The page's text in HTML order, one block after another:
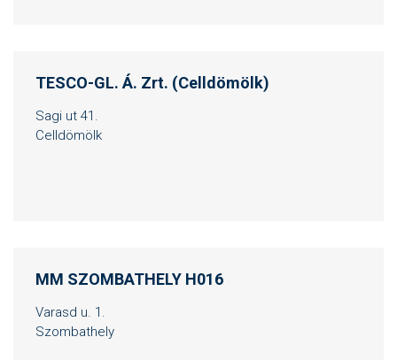
TESCO-GL. Á. Zrt. (Celldömölk)
Sagi ut 41.
Celldömölk
MM SZOMBATHELY H016
Varasd u. 1.
Szombathely